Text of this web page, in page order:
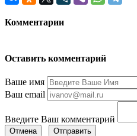
Комментарии
Оставить комментарий
Ваше имя
Ваш email
Введите Ваш комментарий
Отмена Отправить